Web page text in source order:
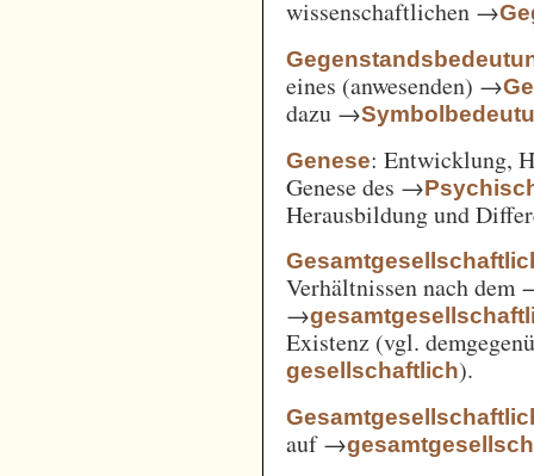
wissenschaftlichen →
eines (anwesenden) →
dazu →
Genese: Entwicklung,
Genese des →
Herausbildung und
Verhältnissen nach dem
→
Existenz (vgl.
gesellschaftlich).
auf →